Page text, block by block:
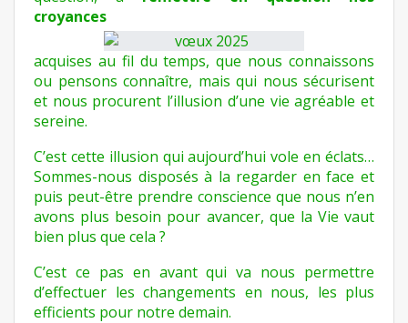
croyances
acquises au fil du temps, que nous connaissons
ou pensons connaître, mais qui nous sécurisent
et nous procurent l’illusion d’une vie agréable et
sereine.
C’est cette illusion qui aujourd’hui vole en éclats…
Sommes-nous disposés à la regarder en face et
puis peut-être prendre conscience que nous n’en
avons plus besoin pour avancer, que la Vie vaut
bien plus que cela ?
C’est ce pas en avant qui va nous permettre
d’effectuer les changements en nous, les plus
efficients pour notre demain.